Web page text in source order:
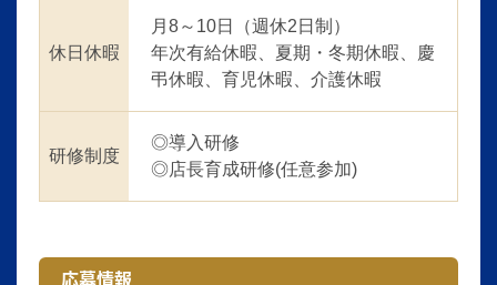
休日休暇
月8～10日（週休2日制）
年次有給休暇、夏期・冬期休暇、慶
弔休暇、育児休暇、介護休暇
研修制度
◎導入研修
◎店長育成研修(任意参加)
応募情報